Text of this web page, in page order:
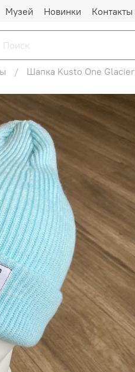
Музей Новинки Контакты
Шапка Kusto One Glacier